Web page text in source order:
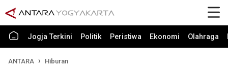
Jogja Terkini Politik Peristiwa Ekonomi Olahraga
ANTARA Hiburan